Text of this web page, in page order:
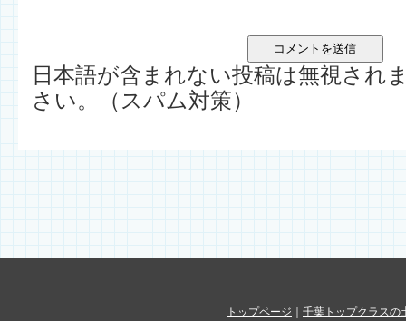
日本語が含まれない投稿は無視され
さい。（スパム対策）
トップページ 千葉トップクラスの